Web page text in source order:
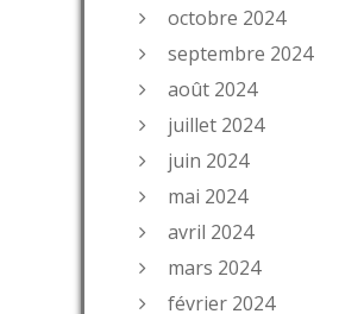
octobre 2024
septembre 2024
août 2024
juillet 2024
juin 2024
mai 2024
avril 2024
mars 2024
février 2024